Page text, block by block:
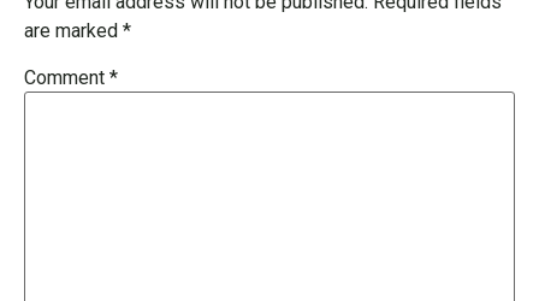
are marked *
Comment *